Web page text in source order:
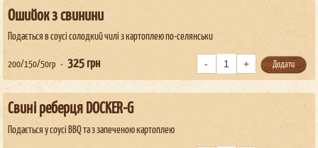
Ошийок з свинини
Подається в соусі солодкий чилі з картоплею по-селянськи
200/150/50гр 325 грн Додати
Свині реберця DOCKER-G
Подається у соусі BBQ та з запеченою картоплею